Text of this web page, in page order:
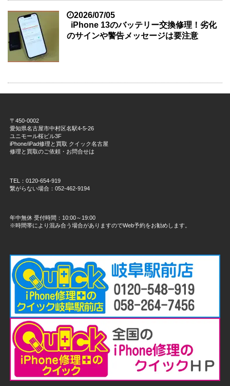
2026/07/05
iPhone 13のバッテリー交換修理！劣化
のサインや警告メッセージは要注意
〒450-0002
愛知県名古屋市中村区名駅4-5-26
ユニモール桜ビル3F
iPhone/iPad修理と買取 クイック名古屋
修理と買取のご依頼・お問合せは
TEL：0120-654-919
繋がらない場合：052-462-9194
年中無休 受付時間：10:00～19:00
※時間帯により混み合う場合がありますのでWeb予約をお勧めします。